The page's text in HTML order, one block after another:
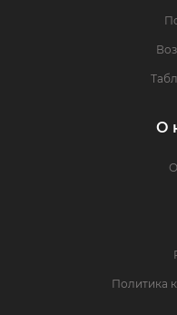
О
Политика